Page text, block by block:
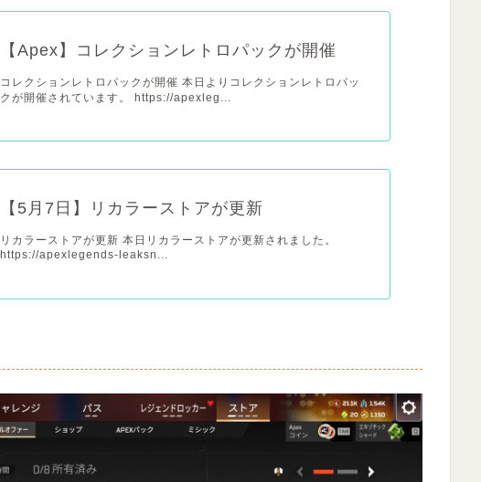
【Apex】コレクションレトロパックが開催
コレクションレトロパックが開催 本日よりコレクションレトロパッ
クが開催されています。 https://apexleg...
【5月7日】リカラーストアが更新
リカラーストアが更新 本日リカラーストアが更新されました。
https://apexlegends-leaksn...